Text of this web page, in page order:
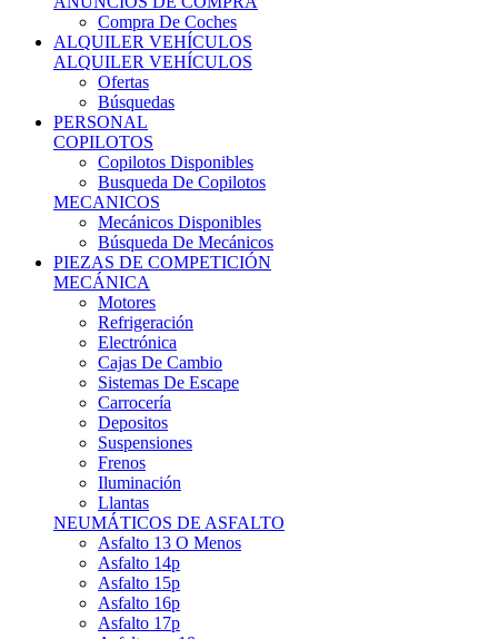
ALQUILER VEHÍCULOS
ALQUILER VEHÍCULOS
Ofertas
Búsquedas
PERSONAL
COPILOTOS
Copilotos Disponibles
Busqueda De Copilotos
MECANICOS
Mecánicos Disponibles
Búsqueda De Mecánicos
PIEZAS DE COMPETICIÓN
MECÁNICA
Motores
Refrigeración
Electrónica
Cajas De Cambio
Sistemas De Escape
Carrocería
Depositos
Suspensiones
Frenos
Iluminación
Llantas
NEUMÁTICOS DE ASFALTO
Asfalto 13 O Menos
Asfalto 14p
Asfalto 15p
Asfalto 16p
Asfalto 17p
Asfalto >= 18p
NEUMÁTICOS DE TIERRA